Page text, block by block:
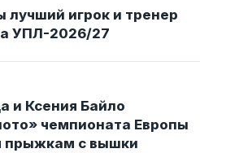
лучший игрок и тренер
УПЛ-2026/27
и Ксения Байло
чемпионата Европы
прыжкам с вышки